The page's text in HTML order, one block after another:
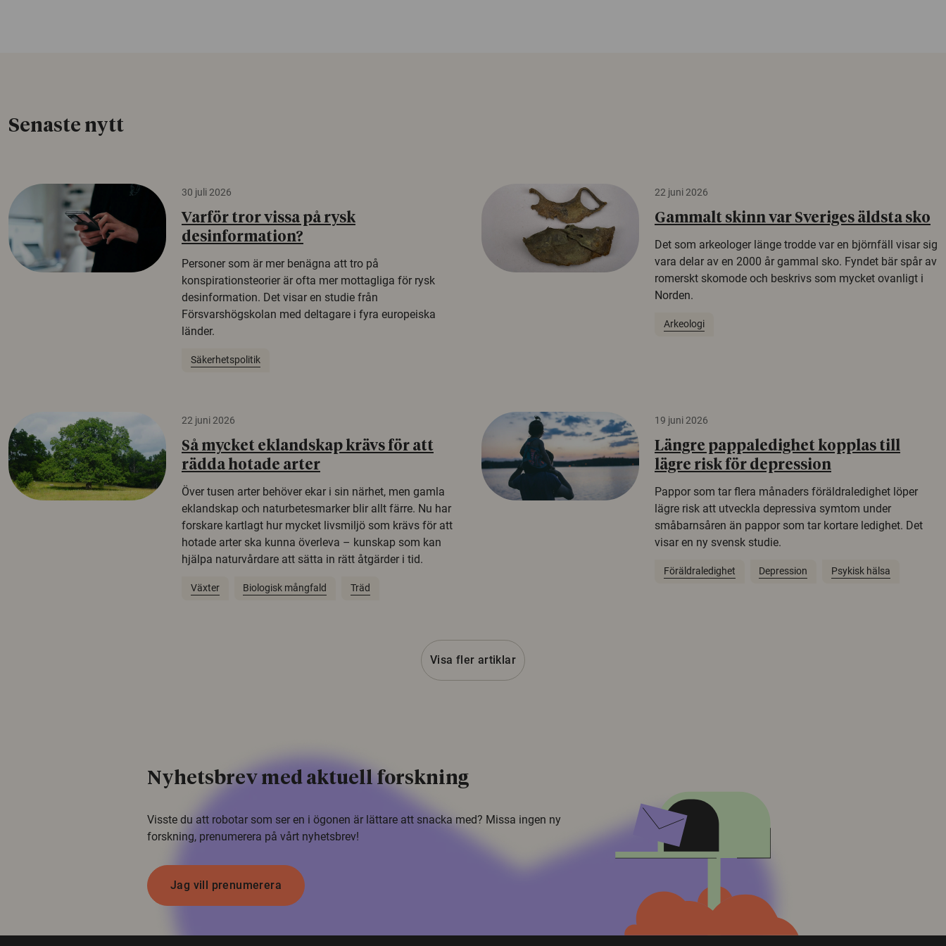
Senaste nytt
30 juli 2026
Varför tror vissa på rysk
desinformation?
Personer som är mer benägna att tro på
konspirationsteorier är ofta mer mottagliga för rysk
desinformation. Det visar en studie från
Försvarshögskolan med deltagare i fyra europeiska
länder.
Säkerhetspolitik
22 juni 2026
Gammalt skinn var Sveriges äldsta sko
Det som arkeologer länge trodde var en björnfäll visar sig
vara delar av en 2000 år gammal sko. Fyndet bär spår av
romerskt skomode och beskrivs som mycket ovanligt i
Norden.
Arkeologi
22 juni 2026
Så mycket eklandskap krävs för att
rädda hotade arter
Över tusen arter behöver ekar i sin närhet, men gamla
eklandskap och naturbetesmarker blir allt färre. Nu har
forskare kartlagt hur mycket livsmiljö som krävs för att
hotade arter ska kunna överleva – kunskap som kan
hjälpa naturvårdare att sätta in rätt åtgärder i tid.
Växter Biologisk mångfald Träd
19 juni 2026
Längre pappaledighet kopplas till
lägre risk för depression
Pappor som tar flera månaders föräldraledighet löper
lägre risk att utveckla depressiva symtom under
småbarnsåren än pappor som tar kortare ledighet. Det
visar en ny svensk studie.
Föräldraledighet Depression Psykisk hälsa
Visa fler artiklar
Nyhetsbrev med aktuell forskning
Visste du att robotar som ser en i ögonen är lättare att snacka med? Missa ingen ny
forskning, prenumerera på vårt nyhetsbrev!
Jag vill prenumerera